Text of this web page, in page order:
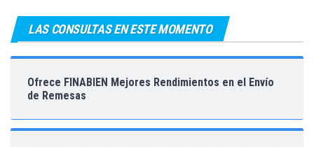
LAS CONSULTAS EN ESTE MOMENTO
Ofrece FINABIEN Mejores Rendimientos en el Envío
de Remesas